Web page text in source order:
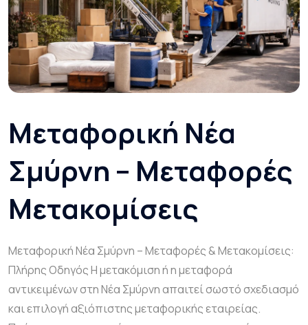
Μεταφορική Νέα
Σμύρνη – Μεταφορές
Μετακομίσεις
Μεταφορική Νέα Σμύρνη – Μεταφορές & Μετακομίσεις:
Πλήρης Οδηγός Η μετακόμιση ή η μεταφορά
αντικειμένων στη Νέα Σμύρνη απαιτεί σωστό σχεδιασμό
και επιλογή αξιόπιστης μεταφορικής εταιρείας.